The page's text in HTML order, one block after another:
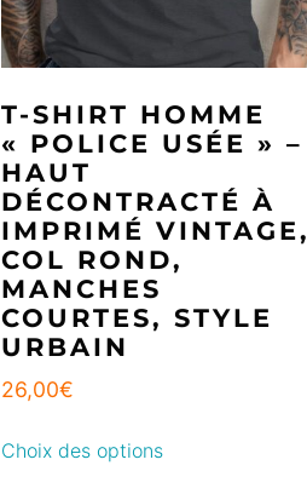
T-SHIRT HOMME
« POLICE USÉE » –
HAUT
DÉCONTRACTÉ À
IMPRIMÉ VINTAGE,
COL ROND,
MANCHES
COURTES, STYLE
URBAIN
26,00€
Choix des options